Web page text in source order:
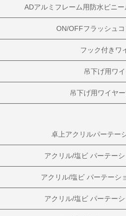
ADアルミフレーム用防水ビニ
ON/OFFフラッシュ
フック付きワ
吊下げ用ワ
吊下げ用ワイヤ
卓上アクリルパーテー
アクリル/塩ビ パーテー
アクリル/塩ビ パーテーシ
アクリル/塩ビ パーテー